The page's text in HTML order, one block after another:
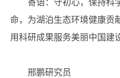
寄语：守初心，保持科
命，为湖泊生态环境健康贡
用科研成果服务美丽中国建
邢鹏研究员